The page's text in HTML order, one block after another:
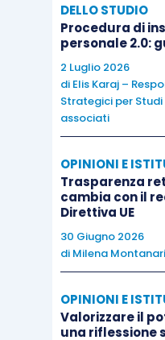
DELLO STUDIO
Procedura di
personale 2.0:
2 Luglio 2026
di Elis Karaj –
Strategici per Studi
associati
OPINIONI E
Trasparenza
cambia con il
Direttiva UE
30 Giugno 2026
di Milena Montanari
OPINIONI E
Valorizzare il
una riflessione